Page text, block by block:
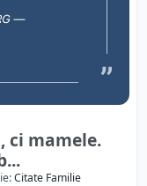
ci mamele.
Citate Familie